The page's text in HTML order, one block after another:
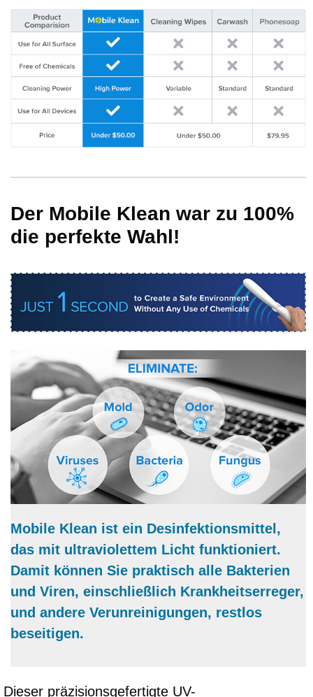
Der Mobile Klean war zu 100%
die perfekte Wahl!
Mobile Klean ist ein Desinfektionsmittel,
das mit ultraviolettem Licht funktioniert.
Damit können Sie praktisch alle Bakterien
und Viren, einschließlich Krankheitserreger,
und andere Verunreinigungen, restlos
beseitigen.
Dieser präzisionsgefertigte UV-